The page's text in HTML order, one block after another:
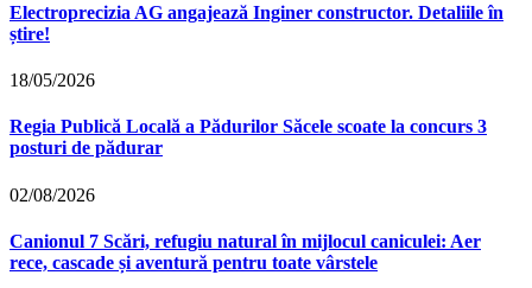
Electroprecizia AG angajează Inginer constructor. Detaliile în
știre!
18/05/2026
Regia Publică Locală a Pădurilor Săcele scoate la concurs 3
posturi de pădurar
02/08/2026
Canionul 7 Scări, refugiu natural în mijlocul caniculei: Aer
rece, cascade și aventură pentru toate vârstele